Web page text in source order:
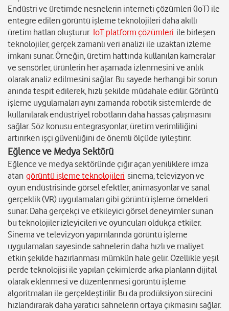
Endüstri ve üretimde nesnelerin interneti çözümleri (IoT) ile
entegre edilen görüntü işleme teknolojileri daha akıllı
üretim hatları oluşturur. IoT platform çözümleri ile birleşen
teknolojiler, gerçek zamanlı veri analizi ile uzaktan izleme
imkanı sunar. Örneğin, üretim hattında kullanılan kameralar
ve sensörler, ürünlerin her aşamada izlenmesini ve anlık
olarak analiz edilmesini sağlar. Bu sayede herhangi bir sorun
anında tespit edilerek, hızlı şekilde müdahale edilir. Görüntü
işleme uygulamaları aynı zamanda robotik sistemlerde de
kullanılarak endüstriyel robotların daha hassas çalışmasını
sağlar. Söz konusu entegrasyonlar, üretim verimliliğini
artırırken işçi güvenliğini de önemli ölçüde iyileştirir.
Eğlence ve Medya Sektörü
Eğlence ve medya sektöründe çığır açan yeniliklere imza
atan görüntü işleme teknolojileri sinema, televizyon ve
oyun endüstrisinde görsel efektler, animasyonlar ve sanal
gerçeklik (VR) uygulamaları gibi görüntü işleme örnekleri
sunar. Daha gerçekçi ve etkileyici görsel deneyimler sunan
bu teknolojiler izleyicileri ve oyuncuları oldukça etkiler.
Sinema ve televizyon yapımlarında görüntü işleme
uygulamaları sayesinde sahnelerin daha hızlı ve maliyet
etkin şekilde hazırlanması mümkün hale gelir. Özellikle yeşil
perde teknolojisi ile yapılan çekimlerde arka planların dijital
olarak eklenmesi ve düzenlenmesi görüntü işleme
algoritmaları ile gerçekleştirilir. Bu da prodüksiyon sürecini
hızlandırarak daha yaratıcı sahnelerin ortaya çıkmasını sağlar.